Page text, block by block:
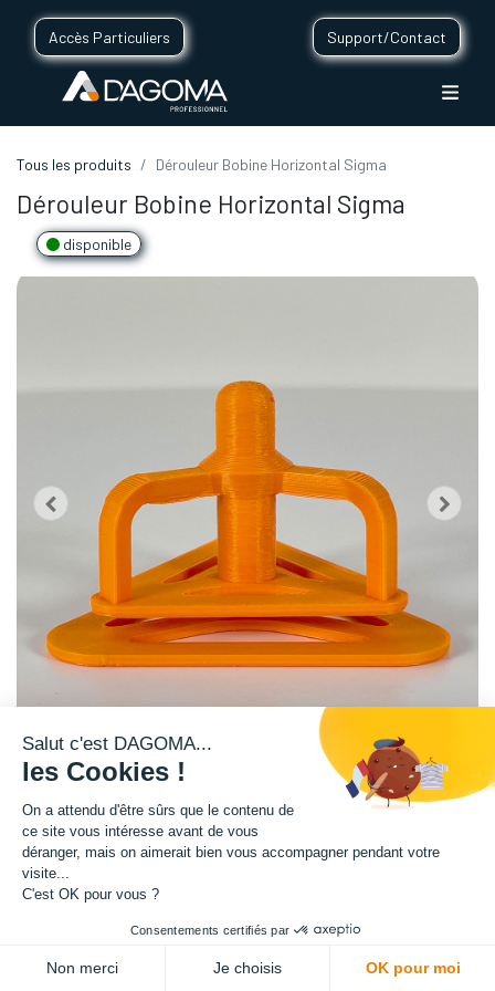
Accès Particuliers Support/Contact
Tous les produits Dérouleur Bobine Horizontal Sigma
Dérouleur Bobine Horizontal Sigma
disponible
Découvrez la dernière évolution du dérouleur de bobine de DAGOMA, avec
le modèle SIGMA !
Compatible avec les bobines de 250g, 750g et 2,3Kg
(4,08€ TVA comprise)
14 09
Salut c'est DAGOMA...
les Cookies !
On a attendu d'être sûrs que le contenu de
ce site vous intéresse avant de vous
déranger, mais on aimerait bien vous accompagner pendant votre
visite...
C'est OK pour vous ?
Consentements certifiés par
Non merci Je choisis OK pour moi